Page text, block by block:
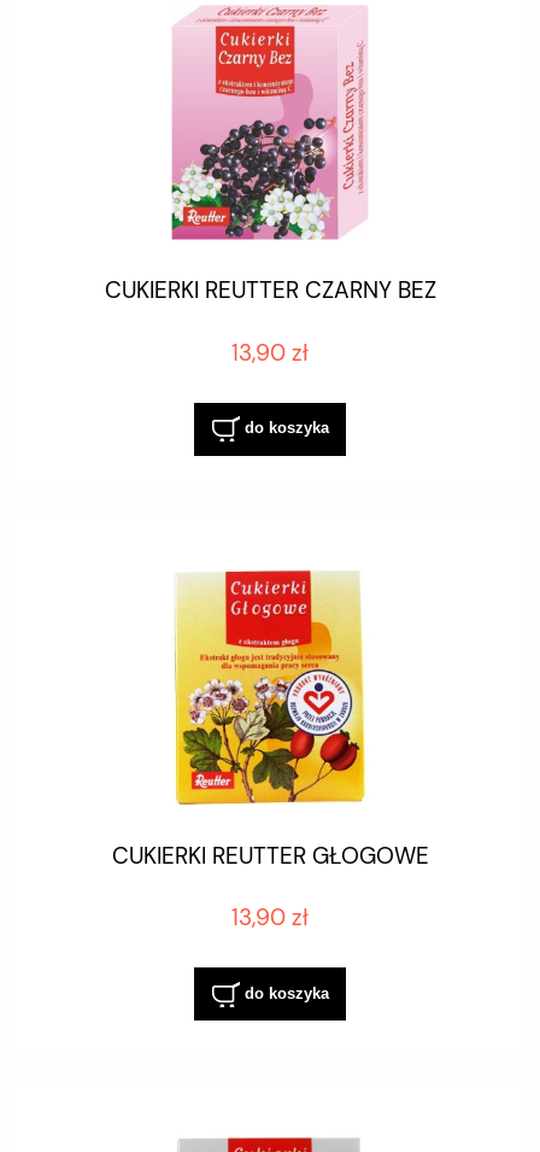
CUKIERKI REUTTER CZARNY BEZ
13,90 zł
do koszyka
CUKIERKI REUTTER GŁOGOWE
13,90 zł
do koszyka